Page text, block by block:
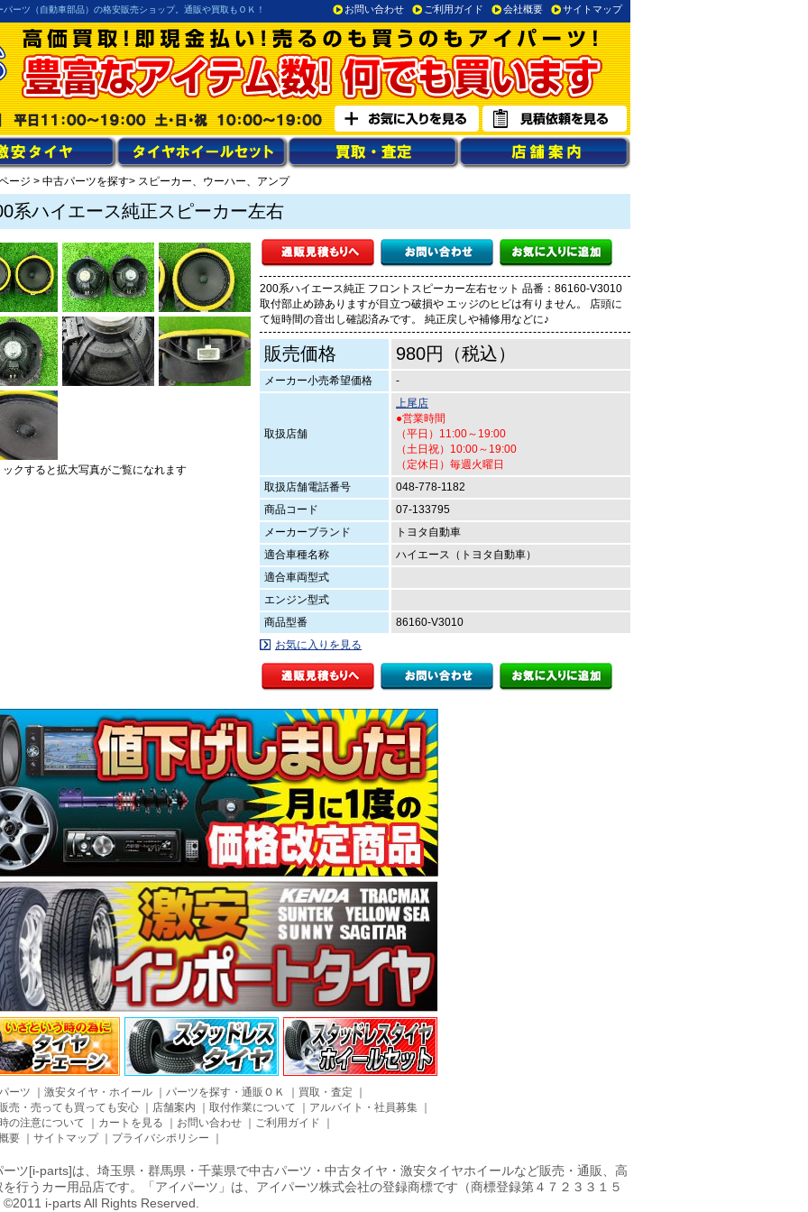
ーツ（自動車部品）の格安販売ショップ。通販や買取もＯＫ！ お問い合わせ ご利用ガイド 会社概要 サイトマップ
ージ > 中古パーツを探す> スピーカー、ウーハー、アンプ
系ハイエース純正スピーカー左右
200系ハイエース純正 フロントスピーカー左右セット 品番：86160-V3010
取付部止め跡ありますが目立つ破損や エッジのヒビは有りません。 店頭に
て短時間の音出し確認済みです。 純正戻しや補修用などに♪
販売価格 980円（税込）
メーカー小売希望価格 -
取扱店舗
上尾店
●営業時間
（平日）11:00～19:00
（土日祝）10:00～19:00
（定休日）毎週火曜日
取扱店舗電話番号
048-778-1182
商品コード
07-133795
メーカーブランド
トヨタ自動車
適合車種名称
ハイエース（トヨタ自動車）
適合車両型式
エンジン型式
商品型番
86160-V3010
お気に入りを見る
ックすると拡大写真がご覧になれます
ーツ 激安タイヤ・ホイール パーツを探す・通販ＯＫ 買取・査定
売・売っても買っても安心
店舗案内 取付作業について アルバイト・社員募集
の注意について
カートを見る お問い合わせ ご利用ガイド
要
サイトマップ｜ プライバシポリシー
ーツ[i-parts]は、埼玉県・群馬県・千葉県で中古パーツ・中古タイヤ・激安タイヤホイールなど販売・通販、高
を行うカー用品店です。「アイパーツ」は、アイパーツ株式会社の登録商標です（商標登録第４７２３３１５
©2011 i-parts All Rights Reserved.